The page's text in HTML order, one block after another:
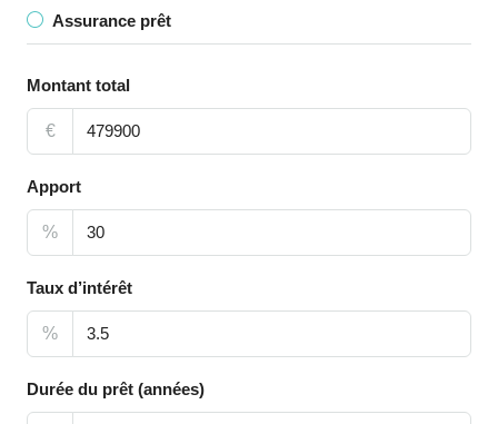
Assurance prêt
Montant total
€
Apport
%
Taux d’intérêt
%
Durée du prêt (années)